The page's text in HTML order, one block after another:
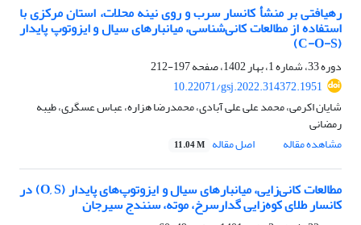
رهیافتی بر منشأ کانسار سرب و روی نینه محلات، استان مرکزی با
استفاده از مطالعات کانی‌شناسی، میانبارهای سیال و ایزوتوپ پایدار
(C-O-S)
دوره 33، شماره 1، بهار 1402، صفحه
197-212
10.22071/gsj.2022.314372.1951
شایان اکرمی، محمد علی علی آبادی، محمدرضا هزاره، عباس عسگری، طیبه
رمضانی
مشاهده مقاله
اصل مقاله 11.04 M
مطالعات کانی‌زایی، میانبارهای سیال و ایزوتوپ‌های پایدار (O, S) در
کانسار طلای کوه‌زایی گدارسرخ، موته، سنندج سیرجان